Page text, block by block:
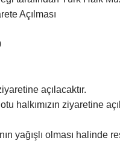
Açılması
açılacaktır.
halkımızın ziyaretine
yağışlı olması halinde